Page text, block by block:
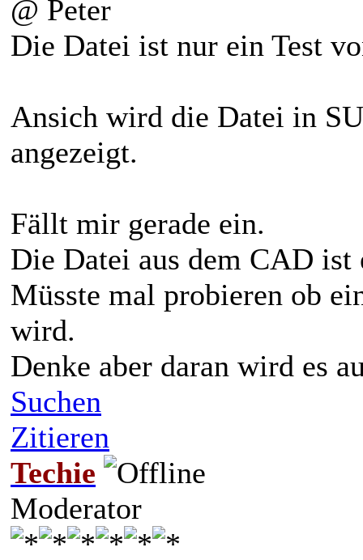
@ Peter
Die Datei ist nur ein Test
Ansich wird die Datei in
angezeigt.
Fällt mir gerade ein.
Die Datei aus dem CAD ist
Müsste mal probieren ob
wird.
Denke aber daran wird es
Suchen
Zitieren
Techie
Moderator